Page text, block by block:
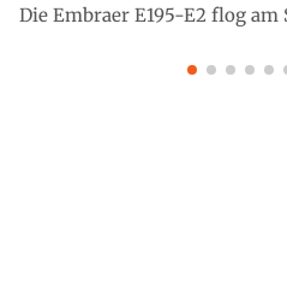
Die Embraer E195-E2 flog am